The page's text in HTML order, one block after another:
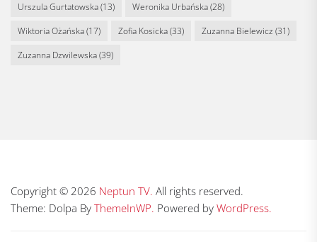
Urszula Gurtatowska(13) Weronika Urbańska(28)
Wiktoria Ożańska(17) Zofia Kosicka(33) Zuzanna Bielewicz (31)
Zuzanna Dzwilewska(39)
Copyright © 2026 Neptun TV. All rights reserved.
Theme: Dolpa By ThemeInWP. Powered by WordPress.